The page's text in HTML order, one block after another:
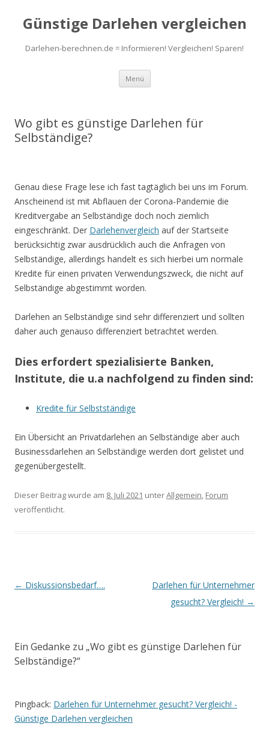
Günstige Darlehen vergleichen
Darlehen-berechnen.de = Informieren! Vergleichen! Sparen!
Menü Zum
springen
Wo gibt es günstige Darlehen für
Selbständige?
Genau diese Frage lese ich fast tagtäglich bei uns im Forum.
Anscheinend ist mit Abflauen der Corona-Pandemie die
Kreditvergabe an Selbständige doch noch ziemlich
eingeschränkt. Der Darlehenvergleich auf der Startseite
berücksichtig zwar ausdrücklich auch die Anfragen von
Selbständige, allerdings handelt es sich hierbei um normale
Kredite für einen privaten Verwendungszweck, die nicht auf
Selbständige abgestimmt worden.
Darlehen an Selbständige sind sehr differenziert und sollten
daher auch genauso differenziert betrachtet werden.
Dies erfordert spezialisierte Banken,
Institute, die u.a nachfolgend zu finden sind:
Kredite für Selbstständige
Ein Übersicht an Privatdarlehen an Selbständige aber auch
Businessdarlehen an Selbständige werden dort gelistet und
gegenübergestellt.
Dieser Beitrag wurde am 8. Juli 2021 unterAllgemein, Forum
veröffentlicht.
Beitrags-
← Diskussionsbedarf….
Darlehen für Unternehmer
gesucht? Vergleich! →
Ein Gedanke zu „Wo gibt es günstige Darlehen für
Selbständige?“
Pingback: Darlehen für Unternehmer gesucht? Vergleich! -
Günstige Darlehen vergleichen